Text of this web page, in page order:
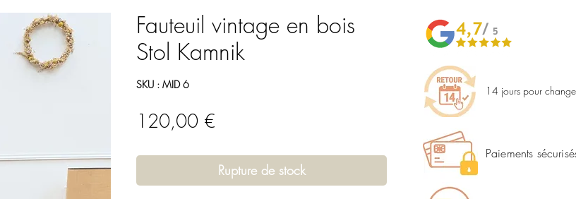
Fauteuil vintage en bois
Stol Kamnik
SKU : MID 6
120,00 €
Rupture de stock
14 jours pour
Paiements